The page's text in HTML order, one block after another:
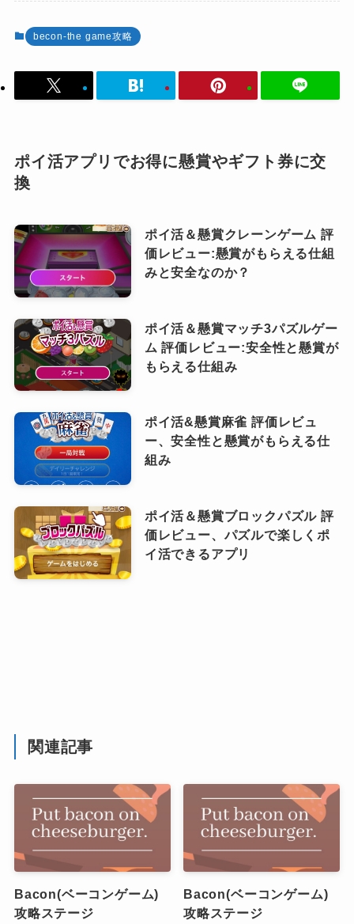
becon-the game攻略
ポイ活アプリでお得に懸賞やギフト券に交
換
ポイ活＆懸賞クレーンゲーム 評
価レビュー:懸賞がもらえる仕組
みと安全なのか？
ポイ活＆懸賞マッチ3パズルゲー
ム 評価レビュー:安全性と懸賞が
もらえる仕組み
ポイ活&懸賞麻雀 評価レビュ
ー、安全性と懸賞がもらえる仕
組み
ポイ活＆懸賞ブロックパズル 評
価レビュー、パズルで楽しくポ
イ活できるアプリ
関連記事
Bacon(ベーコンゲーム)
攻略ステージ
Bacon(ベーコンゲーム)
攻略ステージ